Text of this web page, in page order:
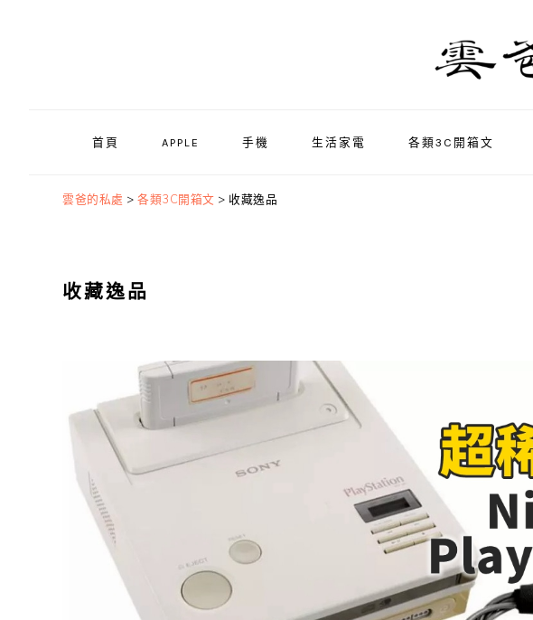
首頁 APPLE 手機 生活家電 各類3C開箱文
雲爸的私處 > 各類3C開箱文 > 收藏逸品
收藏逸品